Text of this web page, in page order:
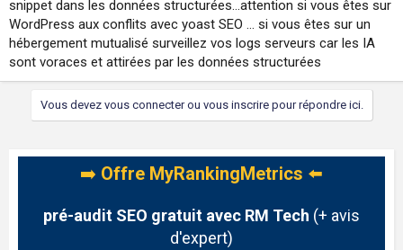
snippet dans les données structurées…attention si vous êtes sur
WordPress aux conflits avec yoast SEO … si vous êtes sur un
hébergement mutualisé surveillez vos logs serveurs car les IA
sont voraces et attirées par les données structurées
Vous devez vous connecter ou vous inscrire pour répondre ici.
➡️ Offre MyRankingMetrics ⬅️
pré-audit SEO gratuit avec RM Tech (+ avis
d'expert)